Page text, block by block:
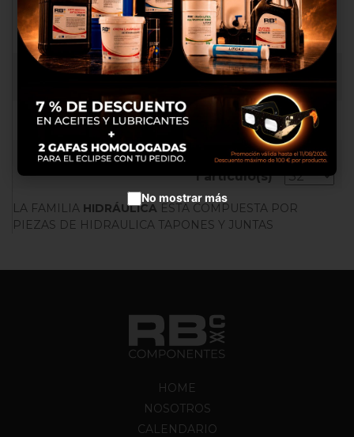
TAPON LLENADO OLI. FL1011/12/BFM
ORDENAR POR
1 artículo(s)
LA FAMILIA HIDRÁULICA ESTA COMPUESTA POR
PIEZAS DE HIDRAULICA TAPONES Y JUNTAS
HOME
NOSOTROS
CALENDARIO
sirve para mejorar el servicio y
poder ofrecerte los mejores
productos en anuncios
publicitarios.
Aceptar cookies
No mostrar más